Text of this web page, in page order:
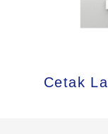
Cetak